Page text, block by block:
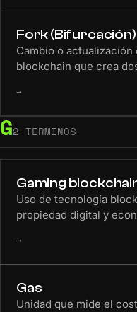
Fork (Bifurcación)
Cambio o
blockchain que crea
→
G2 TÉRMINOS
Gaming
Uso de tecnología
propiedad digital y
→
Gas
Unidad que mide el